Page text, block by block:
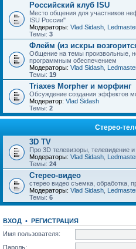
Российский клуб ISU
Место общения для участников
ISU России"
Модераторы: Vlad Sidash
Темы: 3
Флейм (из искры
Общение на темы произвольные,
программным обеспечением
Модераторы: Vlad Sidash
Темы: 19
Triaxes Morpher и морфинг
Обсуждение создания эффектов
Модератор: Vlad Sidash
Темы: 2
Стерео-
3D TV
Про 3D телевизоры, телевидение и
Модераторы: Vlad Sidash
Темы: 24
Стерео-видео
стерео видео съемка, обработка,
Модераторы: Vlad Sidash
Темы: 6
ВХОД • РЕГИСТРАЦИЯ
Имя пользователя:
Пароль: